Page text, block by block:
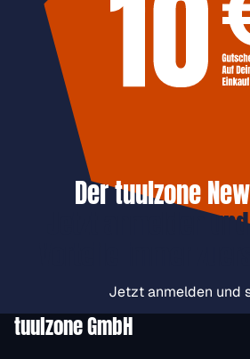
Der tuulzone
Jetzt anmelden
Jetzt anmelden und
tuulzone GmbH